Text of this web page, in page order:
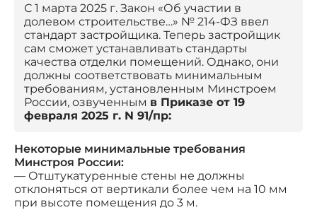
С 1 марта 2025 г. Закон «Об участии в
долевом строительстве…» № 214-ФЗ ввел
стандарт застройщика. Теперь застройщик
сам сможет устанавливать стандарты
качества отделки помещений. Однако, они
должны соответствовать минимальным
требованиям, установленным Минстроем
России, озвученным в Приказе от 19
февраля 2025 г. N 91/пр:
Некоторые минимальные требования
Минстроя России:
— Отштукатуренные стены не должны
отклоняться от вертикали более чем на 10 мм
при высоте помещения до 3 м.